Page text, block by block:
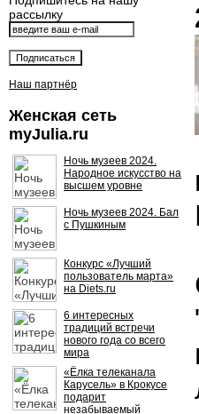
рассылку
Наш партнёр
Женская сеть
myJulia.ru
Ночь музеев 2024.
Народное искусство на
высшем уровне
Ночь музеев 2024. Бал
с Пушкиным
Конкурс «Лучший
пользователь марта»
на Diets.ru
6 интересных
традиций встречи
нового года со всего
мира
«Ёлка телеканала
Карусель» в Крокусе
подарит
незабываемый